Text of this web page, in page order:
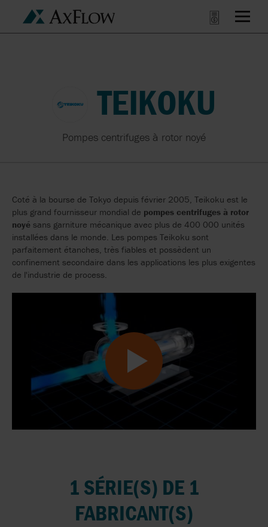
TEIKOKU
Pompes centrifuges à rotor noyé
Coté à la bourse de Tokyo depuis février 2005, Teikoku est le
plus grand fournisseur mondial de pompes centrifuges à rotor
noyé sans garniture mécanique avec plus de 400 000 unités
installées dans le monde. Les pompes Teikoku sont
parfaitement étanches, très fiables et possèdent un
confinement secondaire dans les applications les plus exigentes
de l'industrie de process.
1 SÉRIE(S) DE 1
FABRICANT(S)